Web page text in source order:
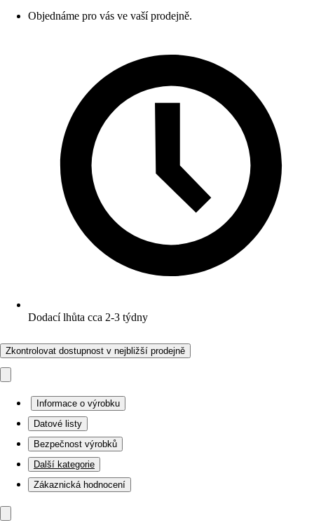
Objednáme pro vás ve vaší prodejně.
Dodací lhůta cca 2-3 týdny
Zkontrolovat dostupnost v nejbližší prodejně
Informace o výrobku
Datové listy
Bezpečnost výrobků
Další kategorie
Zákaznická hodnocení